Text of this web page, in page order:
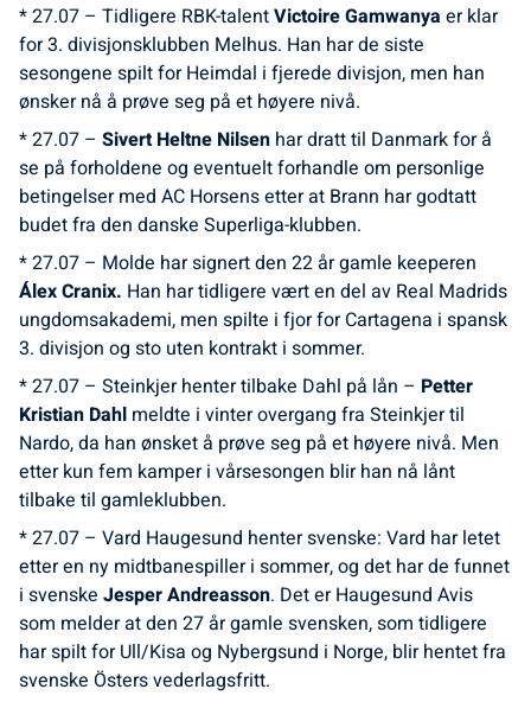
* 27.07 – Tidligere RBK-talentVictoire Gamwanya er klar
for 3. divisjonsklubben Melhus. Han har de siste
sesongene spilt for Heimdal i fjerede divisjon, men han
ønsker nå å prøve seg på et høyere nivå.
* 27.07 – Sivert Heltne Nilsen har dratt til Danmark for å
se på forholdene og eventuelt forhandle om personlige
betingelser med AC Horsens etter at Brann har godtatt
budet fra den danske Superliga-klubben.
* 27.07 – Molde har signert den 22 år gamle keeperen
Álex Cranix. Han har tidligere vært en del av Real Madrids
ungdomsakademi, men spilte i fjor for Cartagena i spansk
3. divisjon og sto uten kontrakt i sommer.
* 27.07 – Steinkjer henter tilbake Dahl på lån – Petter
Kristian Dahl meldte i vinter overgang fra Steinkjer til
Nardo, da han ønsket å prøve seg på et høyere nivå. Men
etter kun fem kamper i vårsesongen blir han nå lånt
tilbake til gamleklubben.
* 27.07 – Vard Haugesund henter svenske: Vard har letet
etter en ny midtbanespiller i sommer, og det har de funnet
i svenske Jesper Andreasson. Det er Haugesund Avis
som melder at den 27 år gamle svensken, som tidligere
har spilt for Ull/Kisa og Nybergsund i Norge, blir hentet fra
svenske Östers vederlagsfritt.